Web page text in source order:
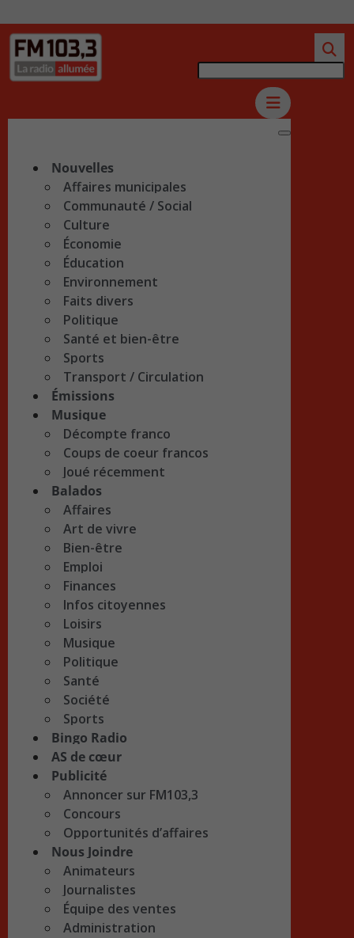
Nouvelles
Affaires municipales
Communauté / Social
Culture
Économie
Éducation
Environnement
Faits divers
Politique
Santé et bien-être
Sports
Transport / Circulation
Émissions
Musique
Décompte franco
Coups de coeur francos
Joué récemment
Balados
Affaires
Art de vivre
Bien-être
Emploi
Finances
Infos citoyennes
Loisirs
Musique
Politique
Santé
Société
Sports
Bingo Radio
AS de cœur
Publicité
Annoncer sur FM103,3
Concours
Opportunités d’affaires
Nous Joindre
Animateurs
Journalistes
Équipe des ventes
Administration